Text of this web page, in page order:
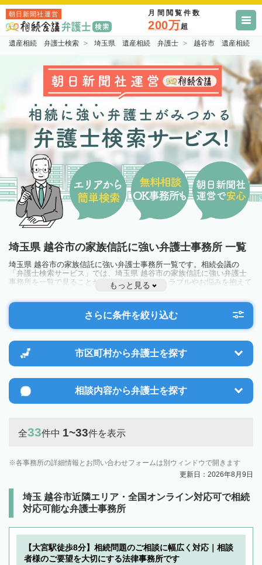
朝日新聞社運営 月間閲覧件数
200万超
遺産相続 弁護士検索 埼玉県 遺産相続 弁護士 越谷市 遺産相続
埼玉県 越谷市の家族信託に強い弁護士事務所 一覧
埼玉県 越谷市の家族信託に強い弁護士事務所一覧です。相続会議の
「弁護士検索サービス」では、埼玉県 越谷市の家族信託に強い弁護士
事務所を一覧で見ることが出来ます。相続のトラブルやお悩みを抱えて
いる方は一度近隣の弁護士に相談してみましょう。
もっと見る
さらに条件を絞り込む
市区町村から弁護士を探す
相談内容から弁護士を探す
全33件中 1~33件を表示
各事務所の詳細情報とお問い合わせフォームは別ウィンドウで開きます
更新日：2026年8月9日
埼玉 越谷市近隣エリア・全国オンライン対応可で相続
対応可能な弁護士事務所
【大宮駅徒歩8分】相続問題のご相談に幅広く対応｜相談
者様のご要望を大切にする法律事務所です